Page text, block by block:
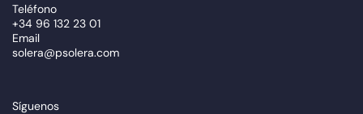
Teléfono
+34 96 132 23 01
Email
solera@psolera.com
Síguenos